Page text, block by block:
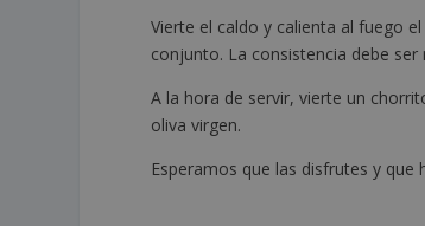
Vierte el caldo y calienta al fuego
conjunto. La consistencia debe
A la hora de servir, vierte un
oliva virgen.
Esperamos que las disfrutes y